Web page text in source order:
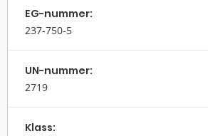
EG-nummer:
237-750-5
UN-nummer:
2719
Klass: